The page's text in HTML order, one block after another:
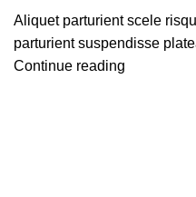
Aliquet parturient scele
parturient suspendisse
Continue reading